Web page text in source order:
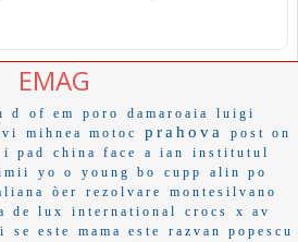
EMAG
d of em poro damaroaia
luigi
mihnea motoc prahova
post on
i pad china face a ian
institutul
yo o young bo cupp alin po
òer rezolvare
montesilvano
de lux international crocs
x av
se este mama este razvan popescu